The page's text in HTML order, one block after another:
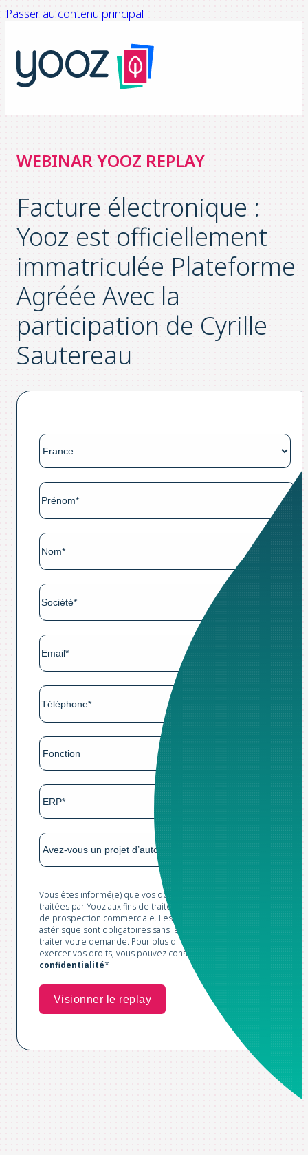
Passer au contenu principal
WEBINAR YOOZ REPLAY
Facture électronique :
Yooz est officiellement
immatriculée Plateforme
Agréée Avec la
participation de Cyrille
Sautereau
Vous êtes informé(e) que vos données sont collectées et
traitées par Yooz aux fins de traitement de votre demande et
de prospection commerciale. Les champs marqués d'un
astérisque sont obligatoires sans lesquels nous ne pourrions
traiter votre demande. Pour plus d'informations et pour
exercer vos droits, vous pouvez consulter notre
Politique de
confidentialité*